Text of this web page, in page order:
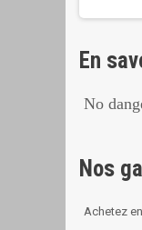
En
No
Nos
Achetez